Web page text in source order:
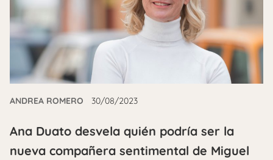
ANDREA ROMERO 30/08/2023
Ana Duato desvela quién podría ser la
nueva compañera sentimental de Miguel